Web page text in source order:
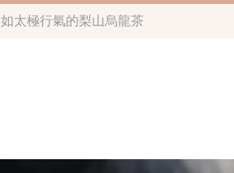
如太極行氣的梨山烏龍茶